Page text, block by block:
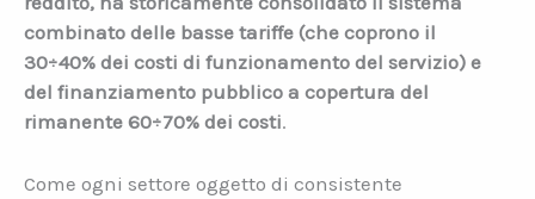
combinato delle basse tariffe (che coprono il
30÷40% dei costi di funzionamento del servizio) e
del finanziamento pubblico a copertura del
rimanente 60÷70% dei costi.
Come ogni settore oggetto di consistente